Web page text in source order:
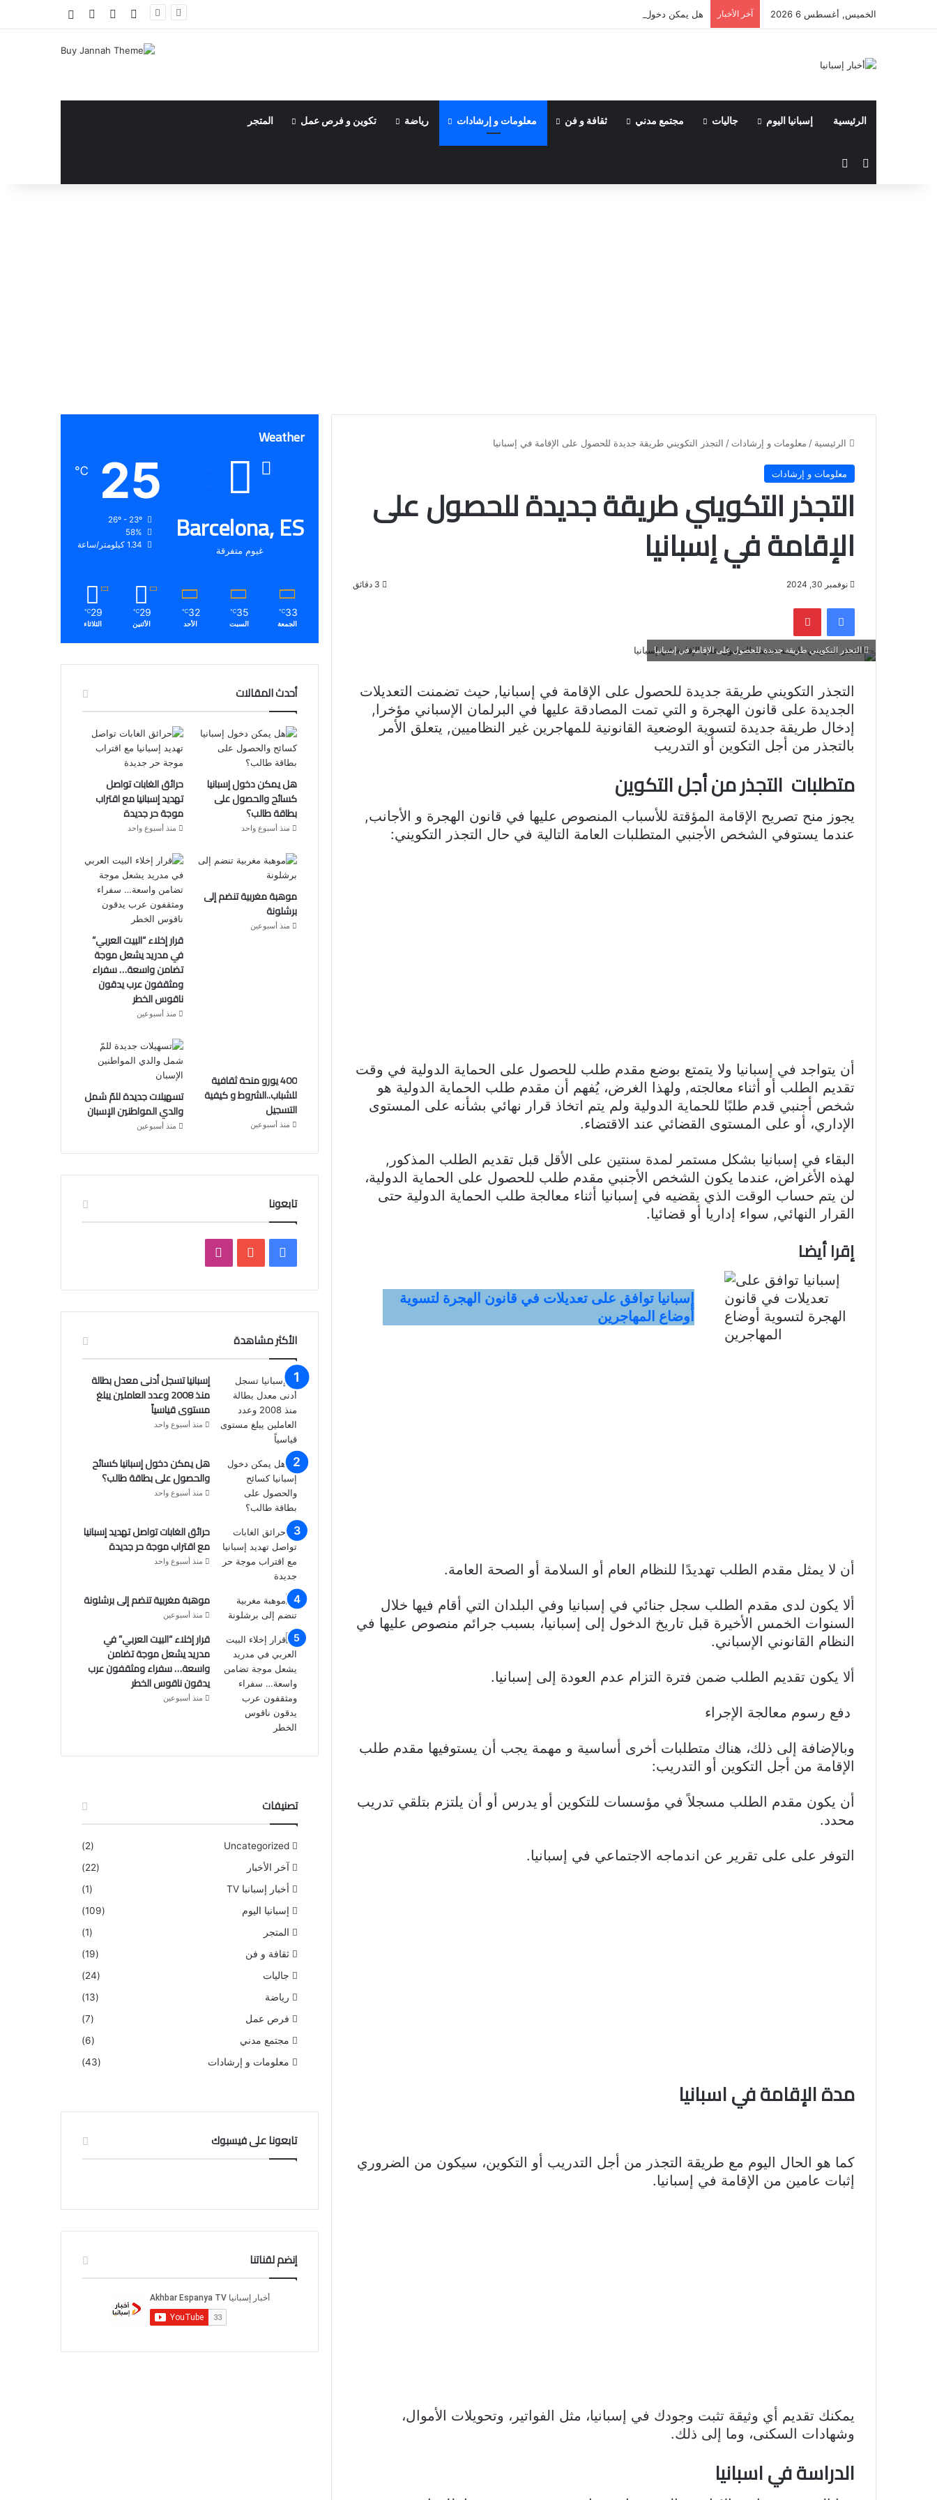
الخميس, أغسطس 6 2026 آخر الأخبار هل يمكن دخول إسبانيا كسائح والحصول على بطاقة طالب؟ فيسبوكيوتيوب انستقرام
الرئيسية إسبانيا اليوم جاليات مجتمع مدني ثقافة و فن معلومات و إرشادات رياضة تكوين و فرص عمل المتجر
مقال عشوائي
الرئيسية / معلومات و إرشادات / التجذر التكويني طريقة جديدة للحصول على الإقامة في إسبانيا
معلومات و إرشادات
التجذر التكويني طريقة جديدة للحصول على
الإقامة في إسبانيا
نوفمبر 30, 2024
فيسبوك بينتيريست
التجذر التكويني طريقة جديدة للحصول على الإقامة في إسبانيا
التجذر التكويني طريقة جديدة للحصول على الإقامة في إسبانيا, حيث تضمنت التعديلات
الجديدة على قانون الهجرة و التي تمت المصادقة عليها في البرلمان الإسباني مؤخرا,
إدخال طريقة جديدة لتسوية الوضعية القانونية للمهاجرين غير النظاميين, يتعلق الأمر
بالتجذر من أجل التكوين أو التدريب
متطلبات التجذر من أجل التكوين
يجوز منح تصريح الإقامة المؤقتة للأسباب المنصوص عليها في قانون الهجرة و الأجانب,
عندما يستوفي الشخص الأجنبي المتطلبات العامة التالية في حال التجذر التكويني:
أن يتواجد في إسبانيا ولا يتمتع بوضع مقدم طلب للحصول على الحماية الدولية في وقت
تقديم الطلب أو أثناء معالجته, ولهذا الغرض، يُفهم أن مقدم طلب الحماية الدولية هو
شخص أجنبي قدم طلبًا للحماية الدولية ولم يتم اتخاذ قرار نهائي بشأنه على المستوى
الإداري، أو على المستوى القضائي عند الاقتضاء.
البقاء في إسبانيا بشكل مستمر لمدة سنتين على الأقل قبل تقديم الطلب المذكور,
لهذه الأغراض، عندما يكون الشخص الأجنبي مقدم طلب للحصول على الحماية الدولية،
لن يتم حساب الوقت الذي يقضيه في إسبانيا أثناء معالجة طلب الحماية الدولية حتى
القرار النهائي, سواء إداريا أو قضائيا.
إقرا أيضا
إسبانيا توافق على تعديلات في قانون الهجرة لتسوية
أوضاع المهاجرين
أن لا يمثل مقدم الطلب تهديدًا للنظام العام أو السلامة أو الصحة العامة.
ألا يكون لدى مقدم الطلب سجل جنائي في إسبانيا وفي البلدان التي أقام فيها خلال
السنوات الخمس الأخيرة قبل تاريخ الدخول إلى إسبانيا، بسبب جرائم منصوص عليها في
النظام القانوني الإسباني.
ألا يكون تقديم الطلب ضمن فترة التزام عدم العودة إلى إسبانيا.
دفع رسوم معالجة الإجراء
وبالإضافة إلى ذلك، هناك متطلبات أخرى أساسية و مهمة يجب أن يستوفيها مقدم طلب
الإقامة من أجل التكوين أو التدريب:
أن يكون مقدم الطلب مسجلاً في مؤسسات للتكوين أو يدرس أو أن يلتزم بتلقي تدريب
محدد.
التوفر على على تقرير عن اندماجه الاجتماعي في إسبانيا.
مدة الإقامة في اسبانيا
كما هو الحال اليوم مع طريقة التجذر من أجل التدريب أو التكوين، سيكون من الضروري
إثبات عامين من الإقامة في إسبانيا.
يمكنك تقديم أي وثيقة تثبت وجودك في إسبانيا، مثل الفواتير، وتحويلات الأموال،
وشهادات السكنى، وما إلى ذلك.
الدراسة في اسبانيا
Weather
Barcelona, ES
غيوم متفرقة
25
℃
58%
1.34 كيلومتر/ساعة
33
℃
الجمعة
35
℃
السبت
32
℃
الأحد
29
℃
الأثنين
29
℃
الثلاثاء
أحدث المقالات
هل يمكن دخول إسبانيا
كسائح والحصول على
بطاقة طالب؟
منذ أسبوع واحد
حرائق الغابات تواصل
تهديد إسبانيا مع اقتراب
موجة حر جديدة
منذ أسبوع واحد
موهبة مغربية تنضم إلى
برشلونة
منذ أسبوعين
قرار إخلاء “البيت العربي”
في مدريد يشعل موجة
تضامن واسعة… سفراء
ومثقفون عرب يدقون
ناقوس الخطر
منذ أسبوعين
400 يورو منحة ثقافية
للشباب..الشروط و كيفية
التسجيل
منذ أسبوعين
تسهيلات جديدة للمّ شمل
والدي المواطنين الإسبان
منذ أسبوعين
تابعونا
فيسبوكيوتيوبانستقرام
الأكثر مشاهدة
إسبانيا تسجل أدنى معدل بطالة
منذ 2008 وعدد العاملين يبلغ
مستوى قياسياً
منذ أسبوع واحد
هل يمكن دخول إسبانيا كسائح
والحصول على بطاقة طالب؟
منذ أسبوع واحد
حرائق الغابات تواصل تهديد إسبانيا
مع اقتراب موجة حر جديدة
منذ أسبوع واحد
موهبة مغربية تنضم إلى برشلونة
منذ أسبوعين
قرار إخلاء “البيت العربي” في
مدريد يشعل موجة تضامن
واسعة… سفراء ومثقفون عرب
يدقون ناقوس الخطر
منذ أسبوعين
تصنيفات
Uncategorized
(2)
آخر الأخبار
(22)
أخبار إسبانبا TV
(1)
إسبانيا اليوم
(109)
المتجر
(1)
ثقافة و فن
(19)
جاليات
(24)
رياضة
(13)
فرص عمل
(7)
مجتمع مدني
(6)
معلومات و إرشادات
(43)
تابعونا على فيسبوك
إنضم لقناتنا